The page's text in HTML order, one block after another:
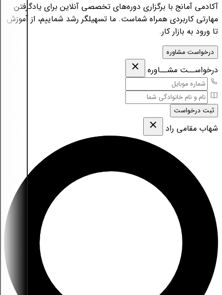
آکادمی آمانج با برگزاری دوره‌های تخصصی آنلاین برای یادگرفتن
مهارتی کاربردی همراه شماست. ما تسهیلگر رشد شماییم، از آموزش
تا ورود به بازار کار.
درخواست مشاوره
درخواســت مشــاوره
ثبت درخواست
شهاب مقامی‌ راد